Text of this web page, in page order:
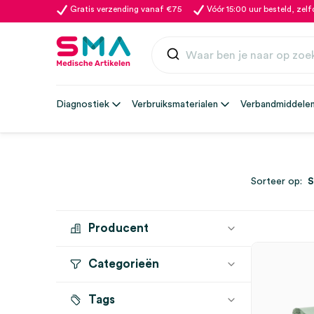
Gratis verzending vanaf €75 Vóór 15:00 uur besteld,
Diagnostiek Verbruiksmaterialen Verbandmiddelen
Producent
ESSITY (6)
Categorieën
Handdoekjes en Tissues
Tags
Sorteer op: